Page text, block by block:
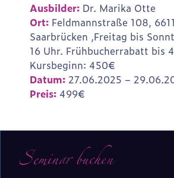
Ausbilder: Dr. Marika Otte
Ort: Feldmannstraße 108,
Saarbrücken ,Freitag bis
16 Uhr. Frühbucherrabatt bis
Kursbeginn: 450€
Datum: 27.06.2025 –
Preis: 499€
Seminar buchen